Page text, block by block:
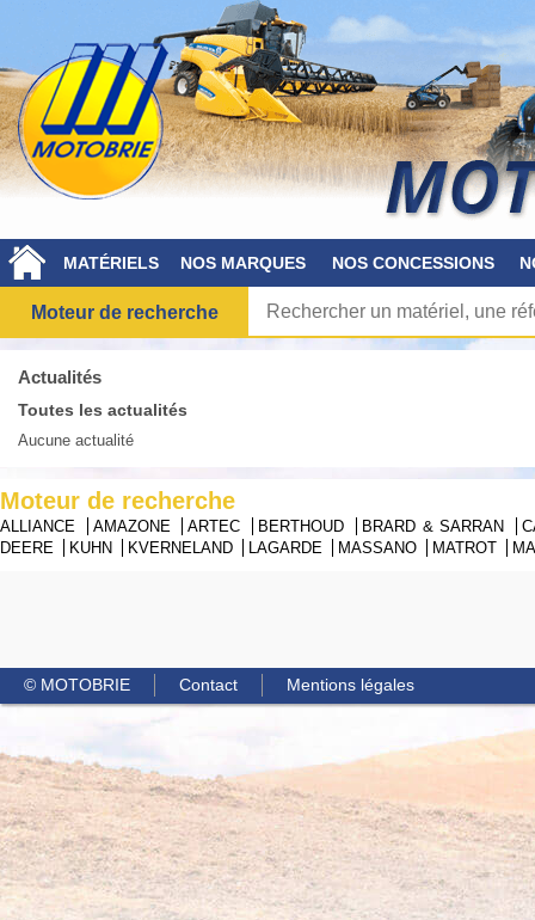
MATÉRIELS NOS MARQUES NOS CONCESSIONS
Moteur de recherche
Actualités
Toutes les actualités
Aucune actualité
Moteur de recherche
ALLIANCE AMAZONE ARTEC BERTHOUD BRARD & SARRAN
DEERE
KUHN KVERNELAND LAGARDE MASSANO MATROT
© MOTOBRIE Contact Mentions légales